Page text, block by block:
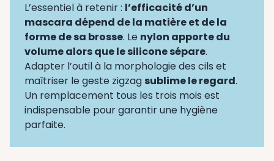
L’essentiel à retenir : l’efficacité d’un
mascara dépend de la matière et de la
forme de sa brosse. Le nylon apporte du
volume alors que le silicone sépare.
Adapter l’outil à la morphologie des cils et
maîtriser le geste zigzag sublime le regard.
Un remplacement tous les trois mois est
indispensable pour garantir une hygiène
parfaite.